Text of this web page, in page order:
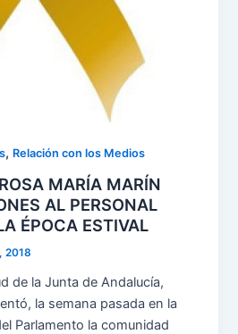
, Relación con los Medios
MARÍA MARÍN
AL PERSONAL
ÉPOCA ESTIVAL
2018
de la Junta de Andalucía,
la semana pasada en la
Parlamento la comunidad